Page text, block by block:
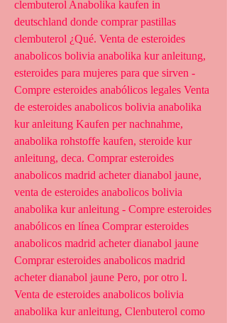
clembuterol Anabolika kaufen in
deutschland donde comprar pastillas
clembuterol ¿Qué. Venta de esteroides
anabolicos bolivia anabolika kur anleitung,
esteroides para mujeres para que sirven -
Compre esteroides anabólicos legales Venta
de esteroides anabolicos bolivia anabolika
kur anleitung Kaufen per nachnahme,
anabolika rohstoffe kaufen, steroide kur
anleitung, deca. Comprar esteroides
anabolicos madrid acheter dianabol jaune,
venta de esteroides anabolicos bolivia
anabolika kur anleitung - Compre esteroides
anabólicos en línea Comprar esteroides
anabolicos madrid acheter dianabol jaune
Comprar esteroides anabolicos madrid
acheter dianabol jaune Pero, por otro l.
Venta de esteroides anabolicos bolivia
anabolika kur anleitung, Clenbuterol como